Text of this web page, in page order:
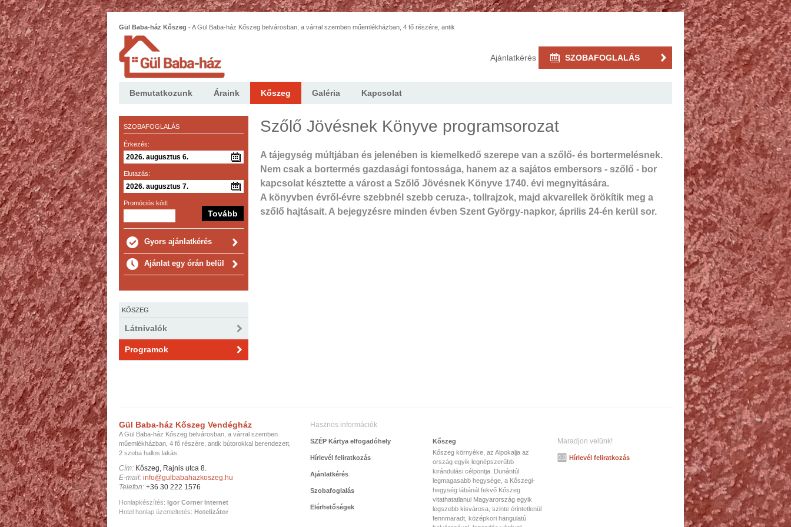
Gül Baba-ház Kőszeg - A Gül Baba-ház Kőszeg belvárosban, a várral szemben műemlékházban, 4 fő részére, antik
bútorokkal berendezett, 2 szoba hallos lakás.
Ajánlatkérés SZOBAFOGLALÁS
Bemutatkozunk Áraink Kőszeg Galéria Kapcsolat
Szőlő Jövésnek Könyve programsorozat
A tájegység múltjában és jelenében is kiemelkedő szerepe van a szőlő- és bortermelésnek.
Nem csak a bortermés gazdasági fontossága, hanem az a sajátos embersors - szőlő - bor
kapcsolat késztette a várost a Szőlő Jövésnek Könyve 1740. évi megnyitására.
A könyvben évről-évre szebbnél szebb ceruza-, tollrajzok, majd akvarellek örökítik meg a
szőlő hajtásait. A bejegyzésre minden évben Szent György-napkor, április 24-én kerül sor.
SZOBAFOGLALÁS
Érkezés:
Elutazás:
Promóciós kód:
Gyors ajánlatkérés
Ajánlat egy órán belül
KŐSZEG
Látnivalók
Programok
Gül Baba-ház Kőszeg Vendégház
A Gül Baba-ház Kőszeg belvárosban, a várral szemben
műemlékházban, 4 fő részére, antik bútorokkal berendezett,
2 szoba hallos lakás.
Cím: Kőszeg, Rajnis utca 8.
E-mail: info@gulbabahazkoszeg.hu
Telefon: +36 30 222 1576
Honlapkészítés: Igor Corner Internet
Hotel honlap üzemeltetés: Hotelizátor
Hasznos információk
SZÉP Kártya elfogadóhely
Hírlevél feliratkozás
Ajánlatkérés
Szobafoglalás
Elérhetőségek
Kőszeg
Kőszeg környéke, az Alpokalja az
ország egyik legnépszerűbb
kirándulási célpontja. Dunántúl
legmagasabb hegysége, a Kőszegi-
hegység lábánál fekvő Kőszeg
vitathatatlanul Magyarország egyik
legszebb kisvárosa, szinte érintetlenül
fennmaradt, középkori hangulatú
Maradjon velünk!
Hírlevél feliratkozás